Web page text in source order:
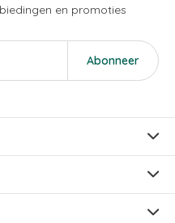
en promoties
Abonneer